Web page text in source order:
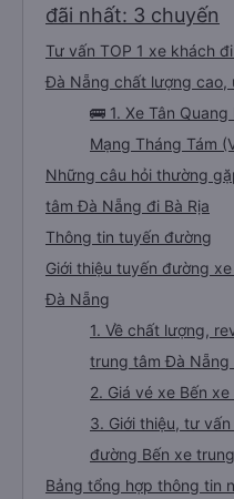
đãi nhất: 3 chuyến
Tư vấn TOP 1 xe khách
Đà Nẵng chất lượng cao,
🚌 1. Xe Tân
Mạng Tháng Tám
Những câu hỏi thường
tâm Đà Nẵng đi Bà Rịa
Thông tin tuyến đường
Giới thiệu tuyến đường
Đà Nẵng
1. Về chất lượng,
trung tâm Đà Nẵng
2. Giá vé xe Bến
3. Giới thiệu, tư
đường Bến xe
Bảng tổng hợp thông tin